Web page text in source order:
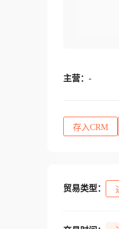
主营： -
存入CRM
贸易类型：